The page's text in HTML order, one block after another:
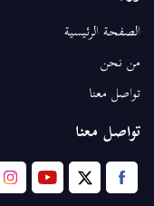
الصفحة الرئيسية
من نحن
تواصل معنا
تواصل معنا